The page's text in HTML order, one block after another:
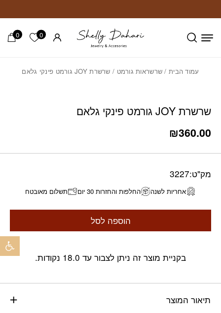
0 הרשימה
0
עמוד הבית/ שרשראות גורמט / שרשרת JOY גורמט פינקי גלאם
שרשרת JOY גורמט פינקי גלאם
₪360.00
מק"ט:3227
אחריות לשנה החלפות והחזרות 30 יום תשלום מאובטח
הוספה לסל
בקניית מוצר זה ניתן לצבור עד 18.0 נקודות.
תיאור המוצר